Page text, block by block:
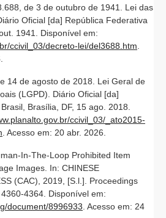
de 3 de outubro de 1941. Lei das
Oficial [da] República Federativa
1941. Disponível em:
ccivil_03/decreto-lei/del3688.htm
14 de agosto de 2018. Lei Geral de
(LGPD). Diário Oficial [da]
Brasília, DF, 15 ago. 2018.
ccivil_03/_ato2015-
. Acesso em: 20 abr. 2026.
In-The-Loop Prohibited Item
Images. In: CHINESE
(CAC), 2019, [S.l.]. Proceedings
4364. Disponível em:
document/8996933 . Acesso em: 24